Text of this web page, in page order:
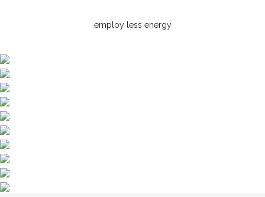
employ less energy